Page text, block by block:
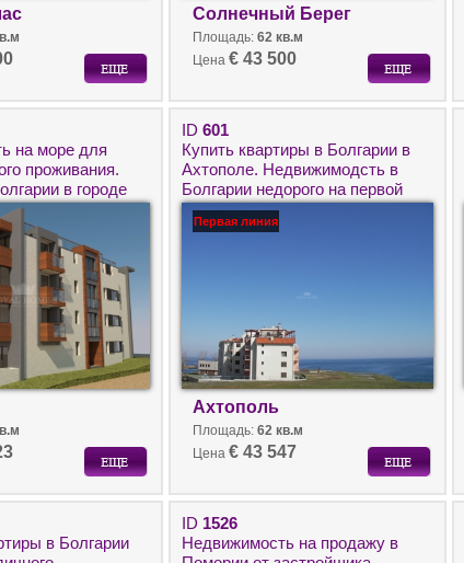
Солнечный Берег
Площадь: 62 кв.м
Цена € 43 500
на море для
проживания.
в городе
ID 601
Купить квартиры в Болгарии в
Ахтополе. Недвижимодсть в
Болгарии недорого на первой
линии у моря.
Первая линия
Ахтополь
Площадь: 62 кв.м
Цена € 43 547
в Болгарии
ID 1526
Недвижимость на продажу в